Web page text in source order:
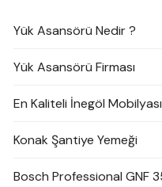
Yük Asansörü Nedir ?
Yük Asansörü Firması
En Kaliteli İnegöl
Konak Şantiye Yemeği
Bosch Professional GNF